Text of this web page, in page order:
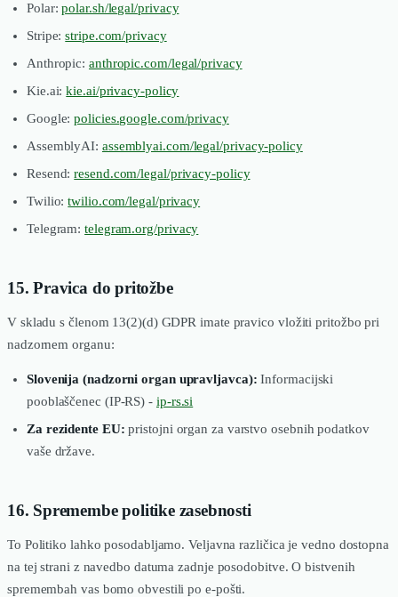
Polar: polar.sh/legal/privacy
Stripe: stripe.com/privacy
Anthropic: anthropic.com/legal/privacy
Kie.ai: kie.ai/privacy-policy
Google: policies.google.com/privacy
AssemblyAI: assemblyai.com/legal/privacy-policy
Resend: resend.com/legal/privacy-policy
Twilio: twilio.com/legal/privacy
Telegram: telegram.org/privacy
15. Pravica do pritožbe
V skladu s členom 13(2)(d) GDPR imate pravico vložiti pritožbo pri
nadzornem organu:
Slovenija (nadzorni organ upravljavca): Informacijski
pooblaščenec (IP-RS) - ip-rs.si
Za rezidente EU: pristojni organ za varstvo osebnih podatkov
vaše države.
16. Spremembe politike zasebnosti
To Politiko lahko posodabljamo. Veljavna različica je vedno dostopna
na tej strani z navedbo datuma zadnje posodobitve. O bistvenih
spremembah vas bomo obvestili po e-pošti.